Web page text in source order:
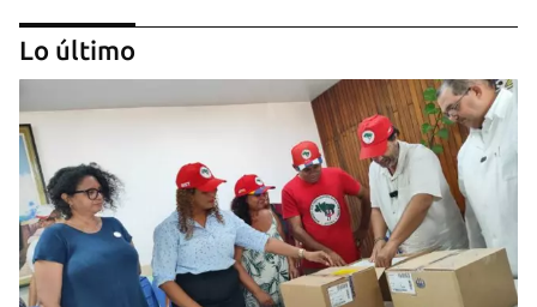
MIAMI
Lo último